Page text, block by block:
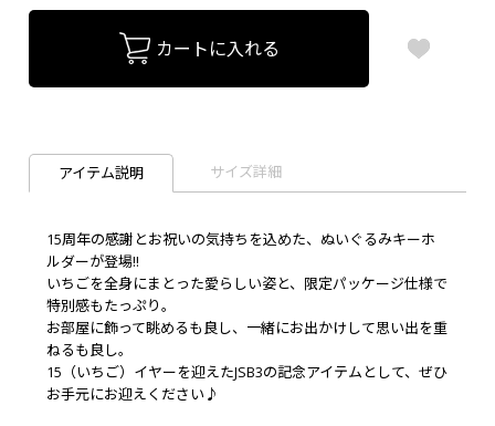
カートに入れる
アイテム説明 サイズ詳細
15周年の感謝とお祝いの気持ちを込めた、ぬいぐるみキーホ
ルダーが登場!!
いちごを全身にまとった愛らしい姿と、限定パッケージ仕様で
特別感もたっぷり。
お部屋に飾って眺めるも良し、一緒にお出かけして思い出を重
ねるも良し。
15（いちご）イヤーを迎えたJSB3の記念アイテムとして、ぜひ
お手元にお迎えください♪